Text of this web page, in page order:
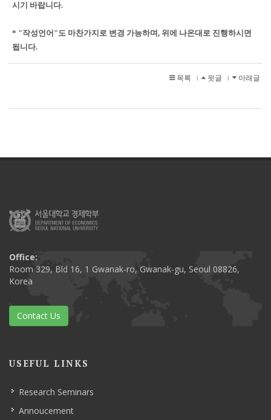
시기 바랍니다.
* "작성언어"도 마찬가지로 변경 가능하며, 위에 나온대로 진행하시면
됩니다.
목록 l 윗글 l 아래글
Office:
Room 329, Bld 16, 1 Gwanak-ro, Gwanak-gu, Seoul 08826,
Korea
Contact Us
USEFUL LINKS
Research Seminars
Annoucement